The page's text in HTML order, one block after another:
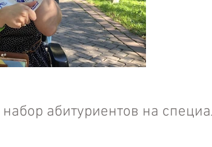
на специальность "Режиссер